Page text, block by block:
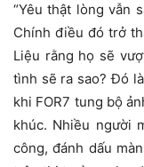
“Yêu thật lòng vẫn
Chính điều đó trở
Liệu rằng họ sẽ
tình sẽ ra sao? Đó
khi FOR7 tung bộ
khúc. Nhiều người
công, đánh dấu